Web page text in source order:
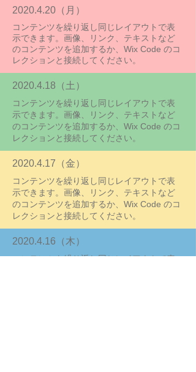
2020.4.20 （月）
コンテンツを繰り返し同じレイアウトで表
示できます。画像、リンク、テキストなど
のコンテンツを追加するか、Wix Code のコ
レクションと接続してください。
​2020.4.18（土）
コンテンツを繰り返し同じレイアウトで表
示できます。画像、リンク、テキストなど
のコンテンツを追加するか、Wix Code のコ
レクションと接続してください。
2020.4.17 （金）
コンテンツを繰り返し同じレイアウトで表
示できます。画像、リンク、テキストなど
のコンテンツを追加するか、Wix Code のコ
レクションと接続してください。
2020.4.16 （木）
コンテンツを繰り返し同じレイアウトで表